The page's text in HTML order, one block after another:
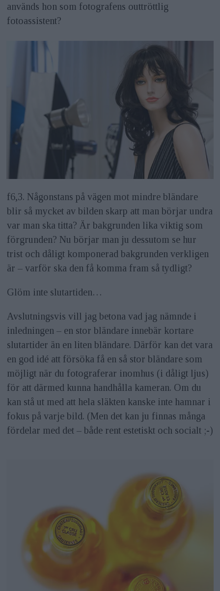
används hon som fotografens outtröttlig
fotoassistent?
f6,3. Någonstans på vägen mot mindre bländare
blir så mycket av bilden skarp att man börjar undra
var man ska titta? Är bakgrunden lika viktig som
förgrunden? Nu börjar man ju dessutom se hur
trist och dåligt komponerad bakgrunden verkligen
är – varför ska den få komma fram så tydligt?
Glöm inte slutartiden…
Avslutningsvis vill jag betona vad jag nämnde i
inledningen – en stor bländare innebär kortare
slutartider än en liten bländare. Därför kan det vara
en god idé att försöka få en så stor bländare som
möjligt när du fotograferar inomhus (i dåligt ljus)
för att därmed kunna handhålla kameran. Om du
kan stå ut med att hela släkten kanske inte hamnar i
fokus på varje bild. (Men det kan ju finnas många
fördelar med det – både rent estetiskt och socialt ;-)